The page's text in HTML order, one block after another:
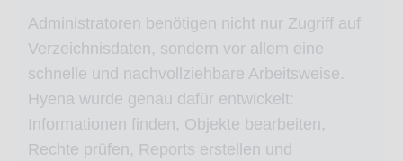
Administratoren benötigen nicht nur Zugriff auf
Verzeichnisdaten, sondern vor allem eine
schnelle und nachvollziehbare Arbeitsweise.
Hyena wurde genau dafür entwickelt:
Informationen finden, Objekte bearbeiten,
Rechte prüfen, Reports erstellen und